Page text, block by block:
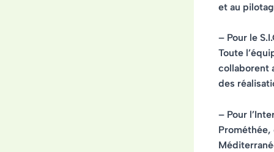
et au
– Pour le
Toute
collaborent
des
– Pour